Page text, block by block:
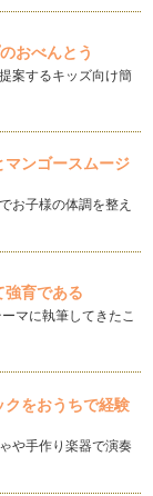
ントしよう
き、皆さんは
」を使っ
トも増えてきま
するママが増
③「イヤーアル
クサービス、
②「オートアル
ックサービスを
おべんとう
案するキッズ向け簡
ンゴースムージ
お子様の体調を整え
育である
マに執筆してきたこ
をおうちで経験
や手作り楽器で演奏